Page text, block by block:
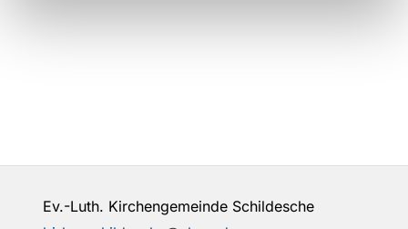
Ev.-Luth. Kirchengemeinde Schildesche